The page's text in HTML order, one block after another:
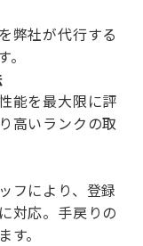
弊社が代行する
能を最大限に評
高いランクの取
フにより、登録
対応。手戻りの
。